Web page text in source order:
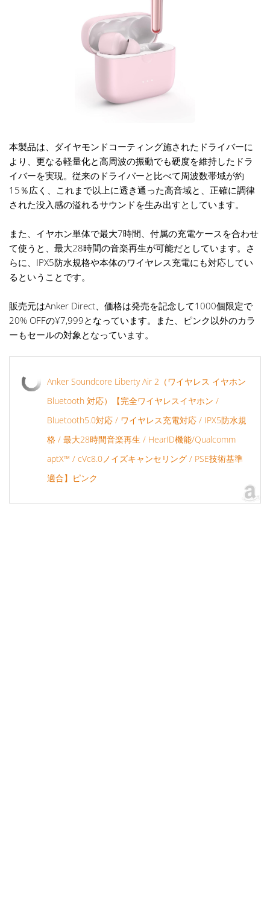
本製品は、ダイヤモンドコーティング施されたドライバーに
より、更なる軽量化と高周波の振動でも硬度を維持したドラ
イバーを実現。従来のドライバーと比べて周波数帯域が約
15％広く、これまで以上に透き通った高音域と、正確に調律
された没入感の溢れるサウンドを生み出すとしています。
また、イヤホン単体で最大7時間、付属の充電ケースを合わせ
て使うと、最大28時間の音楽再生が可能だとしています。さ
らに、IPX5防水規格や本体のワイヤレス充電にも対応してい
るということです。
販売元はAnker Direct、価格は発売を記念して1000個限定で
20% OFFの¥7,999となっています。また、ピンク以外のカラ
ーもセールの対象となっています。
Anker Soundcore Liberty Air 2（ワイヤレス イヤホン
Bluetooth 対応）【完全ワイヤレスイヤホン /
Bluetooth5.0対応 / ワイヤレス充電対応 / IPX5防水規
格 / 最大28時間音楽再生 / HearID機能/Qualcomm
aptX™ / cVc8.0ノイズキャンセリング / PSE技術基準
適合】ピンク